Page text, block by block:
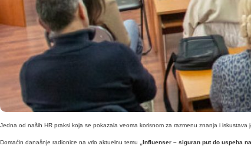
Jedna od naših HR praksi koja se pokazala veoma korisnom za razmenu znanja i
Domaćin današnje radionice na vrlo aktuelnu temu „Influenser – siguran put do uspeha